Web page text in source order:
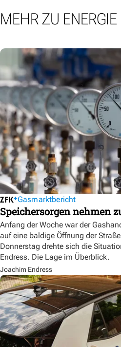
MEHR ZU ENERGIE
Gasmarktbericht
Speichersorgen nehmen
Anfang der Woche war der
auf eine baldige Öffnung der
Donnerstag drehte sich die
Endress. Die Lage im Überblick.
Joachim Endress